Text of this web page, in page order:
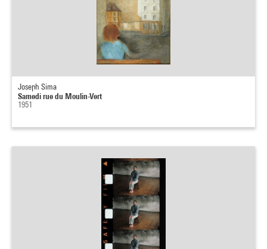
Joseph Sima
Samedi rue du Moulin-Vert
1951